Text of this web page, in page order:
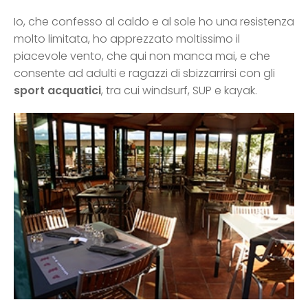
Io, che confesso al caldo e al sole ho una resistenza
molto limitata, ho apprezzato moltissimo il
piacevole vento, che qui non manca mai, e che
consente ad adulti e ragazzi di sbizzarrirsi con gli
sport acquatici, tra cui windsurf, SUP e kayak.